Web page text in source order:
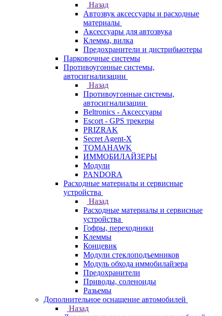
Назад
Автозвук аксессуары и расходные
материалы
Аксессуары для автозвука
Клемма, вилка
Предохранители и дистрибьютеры
Парковочные системы
Противоугонные системы,
автосигнализации
Назад
Противоугонные системы,
автосигнализации
Beltronics - Аксессуары
Escort - GPS трекеры
PRIZRAK
Secret Agent-X
TOMAHAWK
ИММОБИЛАЙЗЕРЫ
Модули
PANDORA
Расходные материалы и сервисные
устройства
Назад
Расходные материалы и сервисные
устройства
Гофры, переходники
Клеммы
Концевик
Модули стеклоподъемников
Модуль обхода иммобилайзера
Предохранители
Приводы, соленоиды
Разьемы
Дополнительное оснащение автомобилей
Назад